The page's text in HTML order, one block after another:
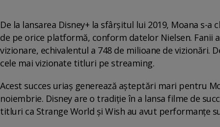
De la lansarea Disney+ la sfârșitul lui 2019, Moana
de pe orice platformă, conform datelor Nielsen. Fanii
vizionare, echivalentul a 748 de milioane de vizionări.
cele mai vizionate titluri pe streaming.
Acest succes uriaș generează așteptări mari pentru
noiembrie. Disney are o tradiție în a lansa filme de
titluri ca Strange World și Wish au avut performanțe